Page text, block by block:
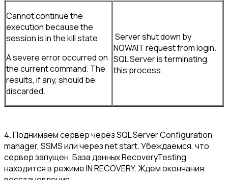
Cannot continue the
execution because the
session is in the kill state.
A severe error occurred on
the current command. The
results, if any, should be
discarded.
Server shut down by
NOWAIT request from login.
SQL Server is terminating
this process.
4. Поднимаем сервер через SQL Server Configuration
manager, SSMS или через net start. Убеждаемся, что
сервер запущен. База данных RecoveryTesting
находится в режиме IN RECOVERY. Ждем окончания